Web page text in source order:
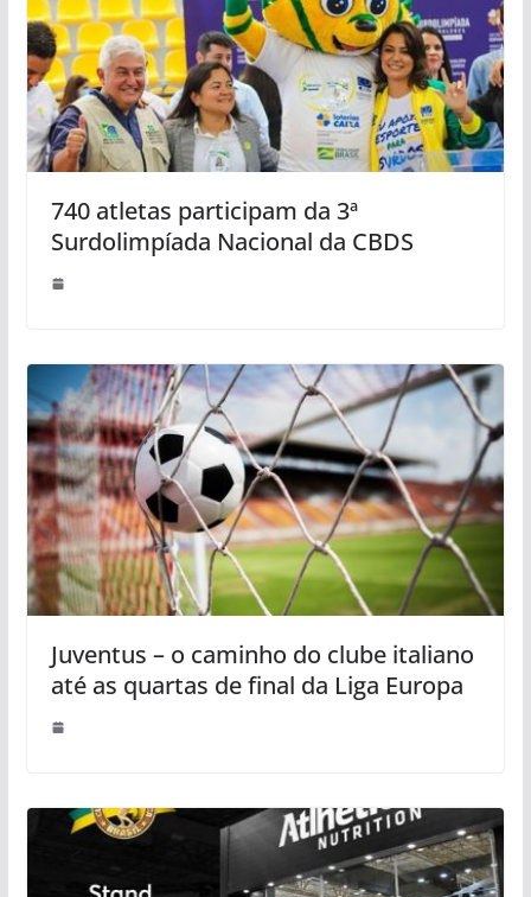
740 atletas participam da 3ª
Surdolimpíada Nacional da CBDS
Juventus – o caminho do clube italiano
até as quartas de final da Liga Europa